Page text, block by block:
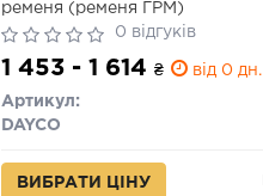
ременя (ременя ГРМ)
0 відгуків
1 453 - 1 614 ₴ від 0 дн.
Артикул:
DAYCO
ВИБРАТИ ЦІНУ